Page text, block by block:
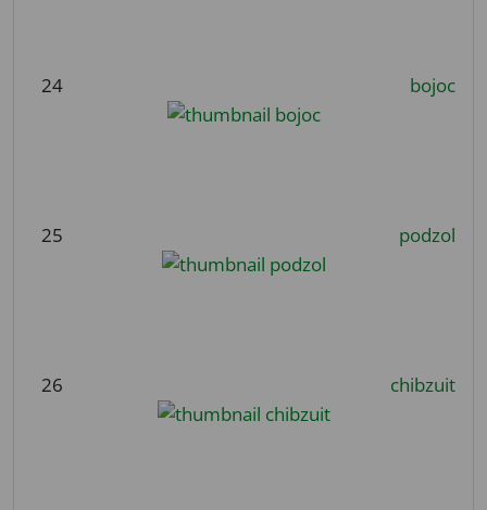
24 bojoc
25 podzol
26 chibzuit